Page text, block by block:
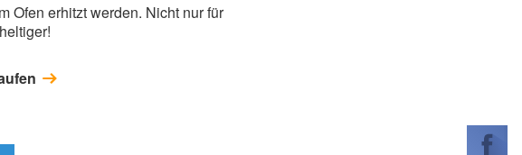
Ofen erhitzt werden. Nicht nur für